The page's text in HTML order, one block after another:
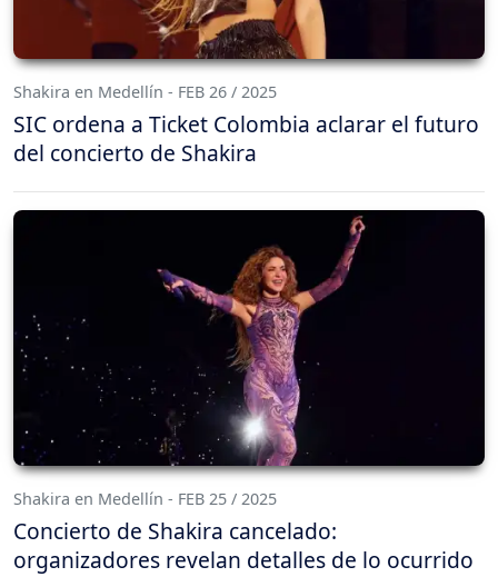
Shakira en Medellín - FEB 26 / 2025
SIC ordena a Ticket Colombia aclarar el futuro
del concierto de Shakira
Shakira en Medellín - FEB 25 / 2025
Concierto de Shakira cancelado:
organizadores revelan detalles de lo ocurrido